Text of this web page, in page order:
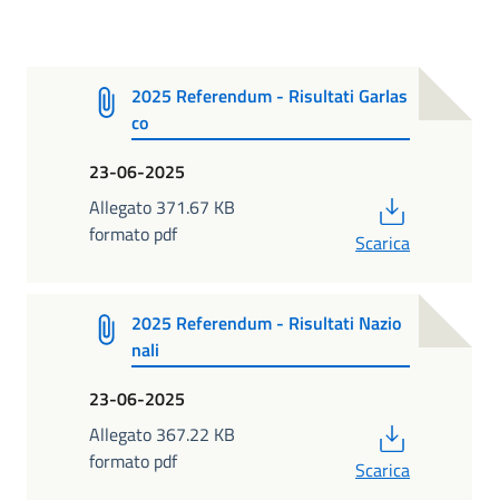
2025 Referendum - Risultati Garlas
co
23-06-2025
Allegato 371.67 KB
formato pdf
Scarica
2025 Referendum - Risultati Nazio
nali
23-06-2025
Allegato 367.22 KB
formato pdf
Scarica